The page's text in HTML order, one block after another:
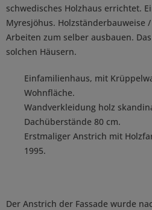
schwedisches Holzhaus errichtet.
Myresjöhus. Holzständerbauweise
Arbeiten zum selber ausbauen.
solchen Häusern.
Einfamilienhaus, mit
Wohnfläche.
Wandverkleidung holz
Dachüberstände 80 cm.
Erstmaliger Anstrich mit
1995.
Der Anstrich der Fassade wurde